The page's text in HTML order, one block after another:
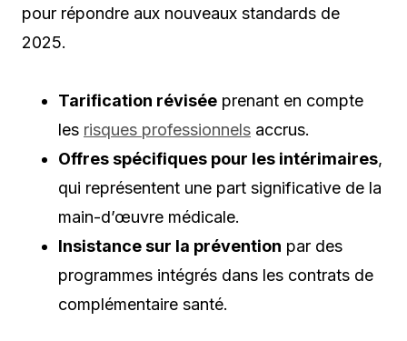
pour répondre aux nouveaux standards de
2025.
Tarification révisée prenant en compte
les risques professionnels accrus.
Offres spécifiques pour les intérimaires,
qui représentent une part significative de la
main-d’œuvre médicale.
Insistance sur la prévention par des
programmes intégrés dans les contrats de
complémentaire santé.